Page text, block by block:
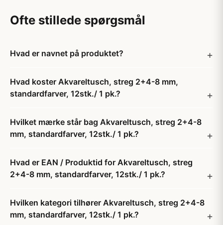
Ofte stillede spørgsmål
Hvad er navnet på produktet?
Hvad koster Akvareltusch, streg 2+4-8 mm,
standardfarver, 12stk./ 1 pk.?
Hvilket mærke står bag Akvareltusch, streg 2+4-8
mm, standardfarver, 12stk./ 1 pk.?
Hvad er EAN / Produktid for Akvareltusch, streg
2+4-8 mm, standardfarver, 12stk./ 1 pk.?
Hvilken kategori tilhører Akvareltusch, streg 2+4-8
mm, standardfarver, 12stk./ 1 pk.?